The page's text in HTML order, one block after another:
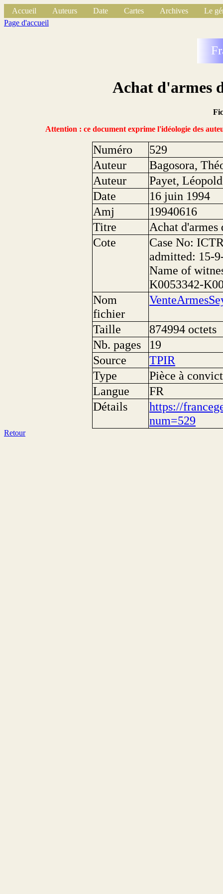
Accueil Auteurs Date Cartes Archives
Le
Page d'accueil
Achat d'armes
Attention : ce document exprime l'idéologie des
Numéro
529
Auteur
Bagosora,
Auteur
Payet, Léopold
Date
16 juin 1994
Amj
19940616
Titre
Achat d'armes
Cote
Case No:
admitted: 15-
Name of
K0053342-
Nom
fichier
Taille
874994 octets
Nb. pages
19
Source
TPIR
Type
Pièce à
Langue
FR
Détails
https://
num=529
Retour